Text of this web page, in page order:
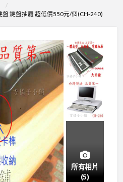
鍵盤抽屜 超低價550元/個(CH-240)
所有相片
(5)